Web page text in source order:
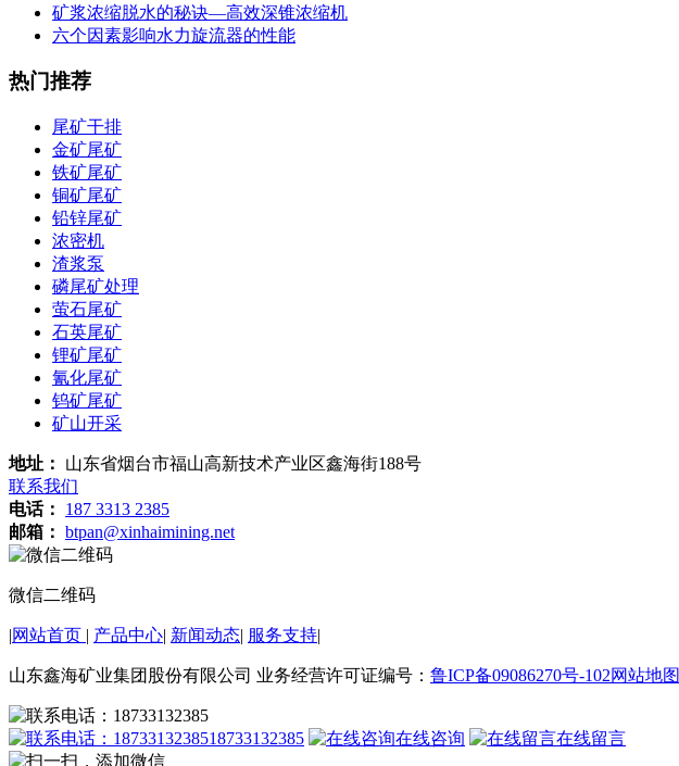
矿浆浓缩脱水的秘诀—高效深锥浓缩机
六个因素影响水力旋流器的性能
热门推荐
尾矿干排
金矿尾矿
铁矿尾矿
铜矿尾矿
铅锌尾矿
浓密机
渣浆泵
磷尾矿处理
萤石尾矿
石英尾矿
锂矿尾矿
氰化尾矿
钨矿尾矿
矿山开采
地址：
山东省烟台市福山高新技术产业区鑫海街188号
联系我们
电话：
187 3313 2385
邮箱： btpan@xinhaimining.net
微信二维码
|网站首页 | 产品中心| 新闻动态| 服务支持|
山东鑫海矿业集团股份有限公司 业务经营许可证编号： 鲁ICP备09086270号-102网站地图
18733132385 在线咨询 在线留言